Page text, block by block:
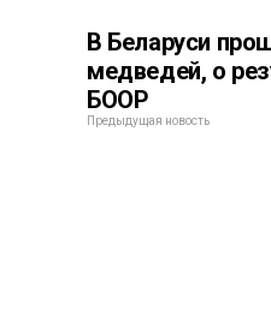
В Беларуси
медведей, о
БООР
Предыдущая новость